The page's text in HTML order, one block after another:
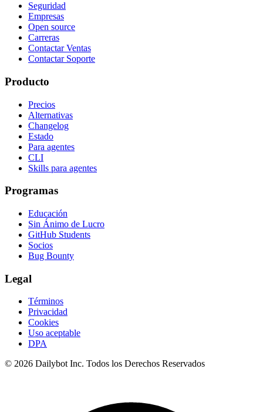
Seguridad
Empresas
Open source
Carreras
Contactar Ventas
Contactar Soporte
Producto
Precios
Alternativas
Changelog
Estado
Para agentes
CLI
Skills para agentes
Programas
Educación
Sin Ánimo de Lucro
GitHub Students
Socios
Bug Bounty
Legal
Términos
Privacidad
Cookies
Uso aceptable
DPA
© 2026 Dailybot Inc. Todos los Derechos Reservados